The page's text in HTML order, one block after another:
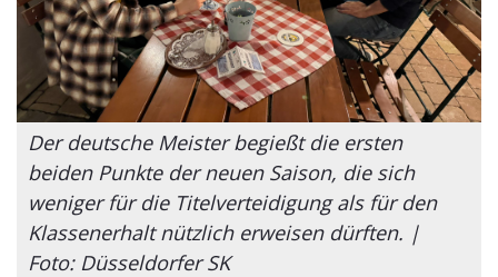
Der deutsche Meister begießt die ersten
beiden Punkte der neuen Saison, die sich
weniger für die Titelverteidigung als für den
Klassenerhalt nützlich erweisen dürften. |
Foto: Düsseldorfer SK